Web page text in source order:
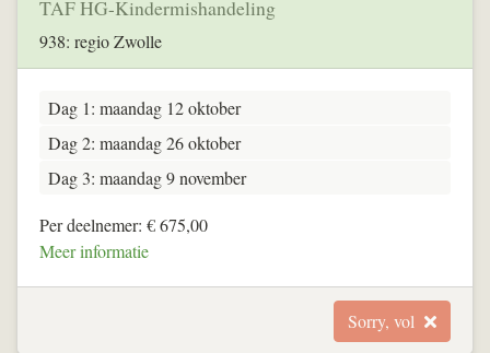
TAF HG-Kindermishandeling
938: regio Zwolle
Dag 1: maandag 12 oktober
Dag 2: maandag 26 oktober
Dag 3: maandag 9 november
Per deelnemer: € 675,00
Meer informatie
Sorry, vol